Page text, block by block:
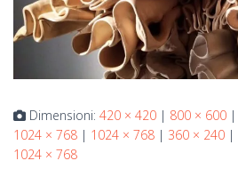
Dimensioni: 420 × 420 | 800 × 600 |
1024 × 768 | 1024 × 768 | 360 × 240 |
1024 × 768